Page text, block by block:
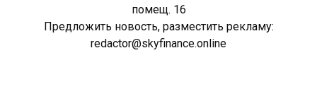
помещ. 16
Предложить новость, разместить рекламу:
redactor@skyfinance.online